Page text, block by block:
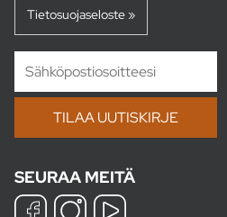
Tietosuojaseloste »
SEURAA MEITÄ